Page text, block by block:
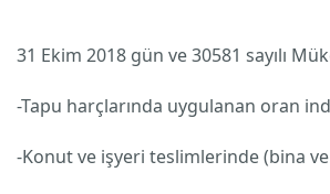
31 Ekim 2018 gün ve 30581 sayılı
-Tapu harçlarında uygulanan oran
-Konut ve işyeri teslimlerinde (bina